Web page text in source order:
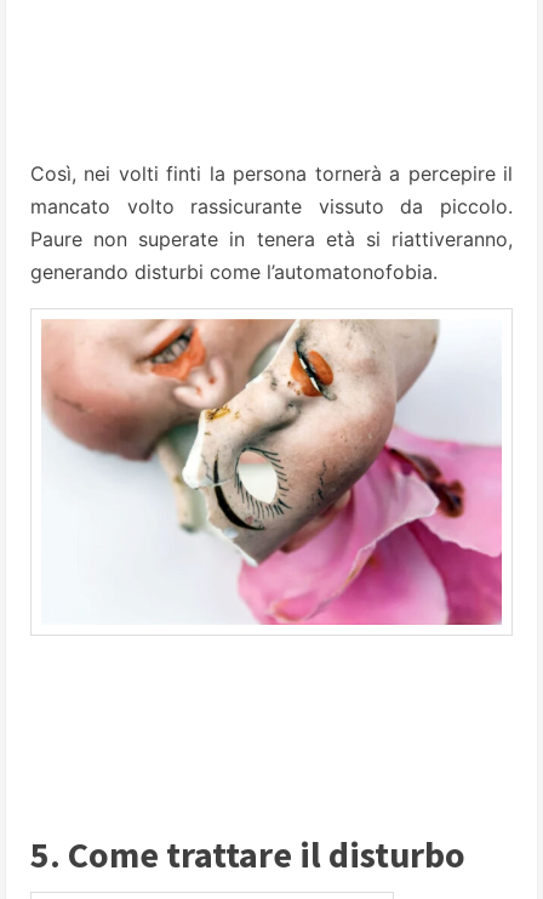
Così, nei volti finti la persona tornerà a percepire il
mancato volto rassicurante vissuto da piccolo.
Paure non superate in tenera età si riattiveranno,
generando disturbi come l’automatonofobia.
5. Come trattare il disturbo